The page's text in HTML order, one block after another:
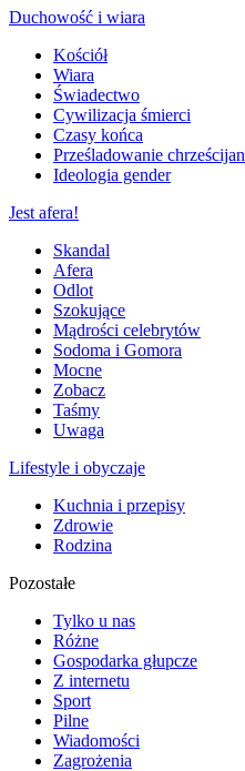
Duchowość i wiara
Kościół
Wiara
Świadectwo
Cywilizacja śmierci
Czasy końca
Prześladowanie chrześcijan
Ideologia gender
Jest afera!
Skandal
Afera
Odlot
Szokujące
Mądrości celebrytów
Sodoma i Gomora
Mocne
Zobacz
Taśmy
Uwaga
Lifestyle i obyczaje
Kuchnia i przepisy
Zdrowie
Rodzina
Pozostałe
Tylko u nas
Różne
Gospodarka głupcze
Z internetu
Sport
Pilne
Wiadomości
Zagrożenia